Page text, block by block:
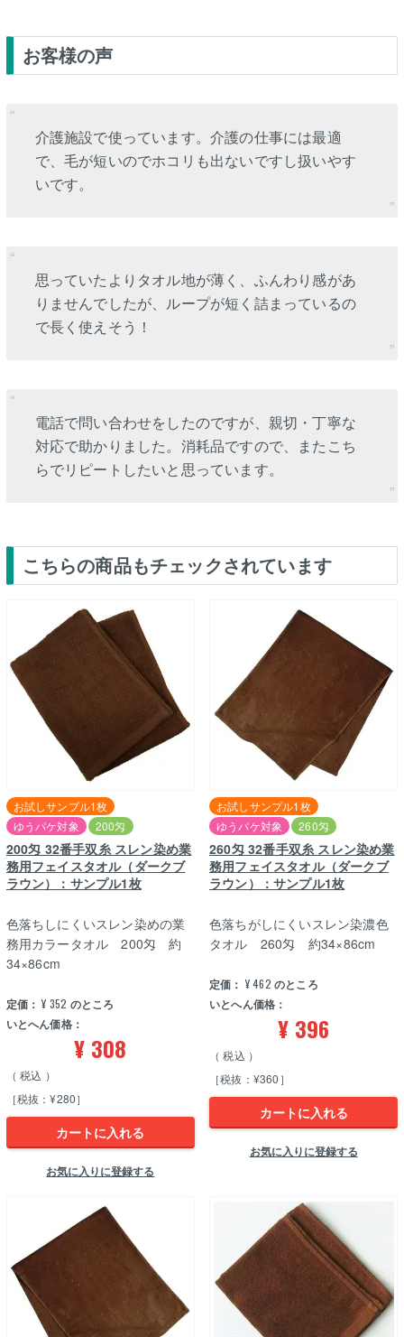
お客様の声
介護施設で使っています。介護の仕事には最適
で、毛が短いのでホコリも出ないですし扱いやす
いです。
思っていたよりタオル地が薄く、ふんわり感があ
りませんでしたが、ループが短く詰まっているの
で長く使えそう！
電話で問い合わせをしたのですが、親切・丁寧な
対応で助かりました。消耗品ですので、またこち
らでリピートしたいと思っています。
こちらの商品もチェックされています
200匁 32番手双糸 スレン染め業
務用フェイスタオル（ダークブ
ラウン）：サンプル1枚
お試しサンプル1枚
ゆうパケ対象
200匁
定価： ¥ 352 のところ
いとへん価格：
¥ 308
税込
［税抜：¥280］
色落ちしにくいスレン染めの業
務用カラータオル 200匁 約
34×86cm
カートに入れる
お気に入りに登録する
260匁 32番手双糸 スレン染め業
務用フェイスタオル（ダークブ
ラウン）：サンプル1枚
お試しサンプル1枚
ゆうパケ対象
260匁
定価： ¥462 のところ
いとへん価格：
¥ 396
税込
［税抜：¥360］
色落ちがしにくいスレン染濃色
タオル 260匁 約34×86cm
カートに入れる
お気に入りに登録する